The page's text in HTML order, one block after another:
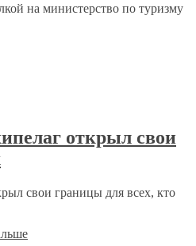
на министерство по туризму
открыл свои
свои границы для всех, кто